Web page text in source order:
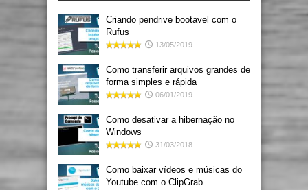
Criando pendrive bootavel com o
Rufus
13/05/2019
Como transferir arquivos grandes de
forma simples e rápida
06/01/2019
Como desativar a hibernação no
Windows
31/03/2018
Como baixar vídeos e músicas do
Youtube com o ClipGrab